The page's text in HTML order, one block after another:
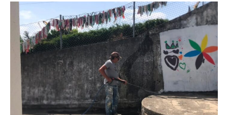
Acesso ao conteúdo online
Acesso aos conteúdos Exclusivos para
assinantes
Ofertas para assinatura anual
Escolha o plano